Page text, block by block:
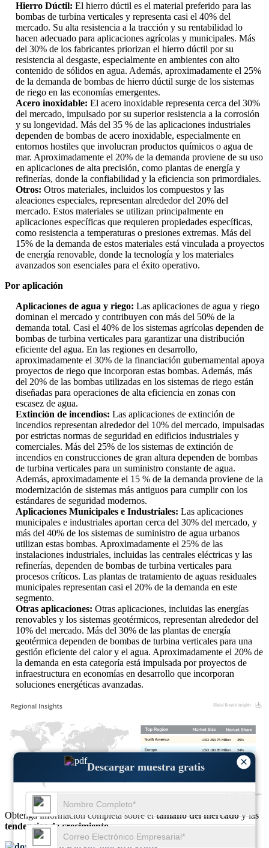
×
Descargar muestra gratis
Hierro Dúctil: El hierro dúctil es el material preferido para las
bombas de turbina verticales y representa casi el 40% del
mercado. Su alta resistencia a la tracción y su rentabilidad lo
hacen adecuado para aplicaciones agrícolas y municipales. Más
del 30% de los fabricantes priorizan el hierro dúctil por su
resistencia al desgaste, especialmente en ambientes con alto
contenido de sólidos en agua. Además, aproximadamente el 25%
de la demanda de bombas de hierro dúctil surge de los sistemas
de riego en las economías emergentes.
Acero inoxidable: El acero inoxidable representa cerca del 30%
del mercado, impulsado por su superior resistencia a la corrosión
y su longevidad. Más del 35 % de las aplicaciones industriales
dependen de bombas de acero inoxidable, especialmente en
entornos hostiles que involucran productos químicos o agua de
mar. Aproximadamente el 20% de la demanda proviene de su uso
en aplicaciones de alta precisión, como plantas de energía y
refinerías, donde la confiabilidad y la eficiencia son primordiales.
Otros: Otros materiales, incluidos los compuestos y las
aleaciones especiales, representan alrededor del 20% del
mercado. Estos materiales se utilizan principalmente en
aplicaciones específicas que requieren propiedades específicas,
como resistencia a temperaturas o presiones extremas. Más del
15% de la demanda de estos materiales está vinculada a proyectos
de energía renovable, donde la tecnología y los materiales
avanzados son esenciales para el éxito operativo.
Por aplicación
Aplicaciones de agua y riego: Las aplicaciones de agua y riego
dominan el mercado y contribuyen con más del 50% de la
demanda total. Casi el 40% de los sistemas agrícolas dependen de
bombas de turbina verticales para garantizar una distribución
eficiente del agua. En las regiones en desarrollo,
aproximadamente el 30% de la financiación gubernamental apoya
proyectos de riego que incorporan estas bombas. Además, más
del 20% de las bombas utilizadas en los sistemas de riego están
diseñadas para operaciones de alta eficiencia en zonas con
escasez de agua.
Extinción de incendios: Las aplicaciones de extinción de
incendios representan alrededor del 10% del mercado, impulsadas
por estrictas normas de seguridad en edificios industriales y
comerciales. Más del 25% de los sistemas de extinción de
incendios en construcciones de gran altura dependen de bombas
de turbina verticales para un suministro constante de agua.
Además, aproximadamente el 15 % de la demanda proviene de la
modernización de sistemas más antiguos para cumplir con los
estándares de seguridad modernos.
Aplicaciones Municipales e Industriales: Las aplicaciones
municipales e industriales aportan cerca del 30% del mercado, y
más del 40% de los sistemas de suministro de agua urbanos
utilizan estas bombas. Aproximadamente el 25% de las
instalaciones industriales, incluidas las centrales eléctricas y las
refinerías, dependen de bombas de turbina verticales para
procesos críticos. Las plantas de tratamiento de aguas residuales
municipales representan casi el 20% de la demanda en este
segmento.
Otras aplicaciones: Otras aplicaciones, incluidas las energías
renovables y los sistemas geotérmicos, representan alrededor del
10% del mercado. Más del 30% de las plantas de energía
geotérmica dependen de bombas de turbina verticales para una
gestión eficiente del calor y el agua. Aproximadamente el 20% de
la demanda en esta categoría está impulsada por proyectos de
infraestructura en economías en desarrollo que incorporan
soluciones energéticas avanzadas.
10%
USD 75.35 Million
31%
24%
USD 180.85 Million
35%
USD 263.75 Million
Obtenga información completa sobre eltamaño del mercadoy las
tendencias de crecimiento